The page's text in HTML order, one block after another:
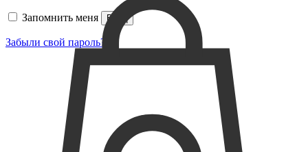
Запомнить меня Вход
Забыли свой пароль?